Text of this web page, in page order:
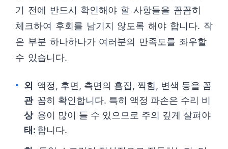
기 전에 반드시 확인해야 할 사항들을 꼼꼼히
체크하여 후회를 남기지 않도록 해야 합니다. 작
은 부분 하나하나가 여러분의 만족도를 좌우할
수 있습니다.
외
관
상
태:
액정, 후면, 측면의 흠집, 찍힘, 변색 등을 꼼
꼼히 확인합니다. 특히 액정 파손은 수리 비
용이 많이 들 수 있으므로 주의 깊게 살펴야
합니다.